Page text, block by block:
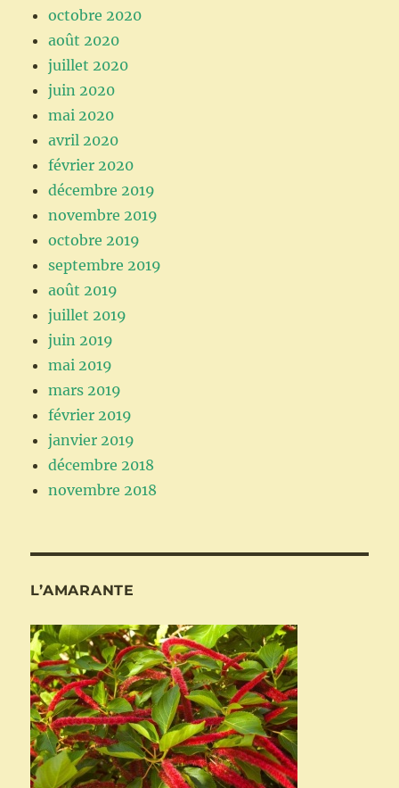
octobre 2020
août 2020
juillet 2020
juin 2020
mai 2020
avril 2020
février 2020
décembre 2019
novembre 2019
octobre 2019
septembre 2019
août 2019
juillet 2019
juin 2019
mai 2019
mars 2019
février 2019
janvier 2019
décembre 2018
novembre 2018
L’AMARANTE